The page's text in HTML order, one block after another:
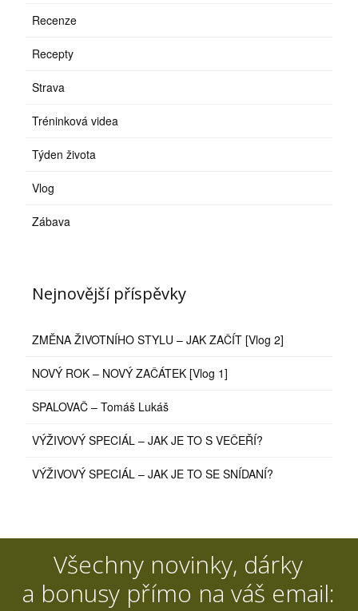
Recenze
Recepty
Strava
Tréninková videa
Týden života
Vlog
Zábava
Nejnovější příspěvky
ZMĚNA ŽIVOTNÍHO STYLU – JAK ZAČÍT [Vlog 2]
NOVÝ ROK – NOVÝ ZAČÁTEK [Vlog 1]
SPALOVAČ – Tomáš Lukáš
VÝŽIVOVÝ SPECIÁL – JAK JE TO S VEČEŘÍ?
VÝŽIVOVÝ SPECIÁL – JAK JE TO SE SNÍDANÍ?
Všechny novinky, dárky
a bonusy přímo na váš email: